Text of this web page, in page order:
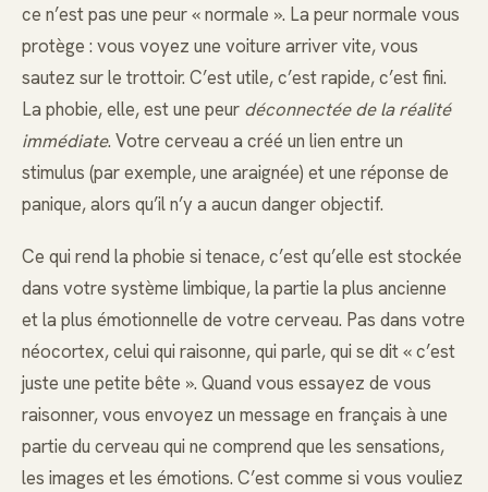
ce n’est pas une peur « normale ». La peur normale vous
protège : vous voyez une voiture arriver vite, vous
sautez sur le trottoir. C’est utile, c’est rapide, c’est fini.
La phobie, elle, est une peur déconnectée de la réalité
immédiate. Votre cerveau a créé un lien entre un
stimulus (par exemple, une araignée) et une réponse de
panique, alors qu’il n’y a aucun danger objectif.
Ce qui rend la phobie si tenace, c’est qu’elle est stockée
dans votre système limbique, la partie la plus ancienne
et la plus émotionnelle de votre cerveau. Pas dans votre
néocortex, celui qui raisonne, qui parle, qui se dit « c’est
juste une petite bête ». Quand vous essayez de vous
raisonner, vous envoyez un message en français à une
partie du cerveau qui ne comprend que les sensations,
les images et les émotions. C’est comme si vous vouliez